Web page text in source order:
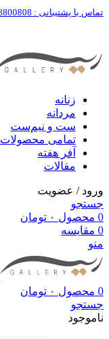
تماس با پشتیبانی : 02188800808
زنانه
مردانه
ست‌ و نیم‌ست
تمامی محصولات
آفر هفته
مقالات
ورود / عضویت
جستجو
0 محصول ۰ تومان
0 مقایسه
منو
0 محصول ۰ تومان
جستجو
ناموجود